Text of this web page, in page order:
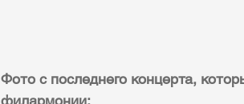
Фото с последнего концерта,
филармонии: